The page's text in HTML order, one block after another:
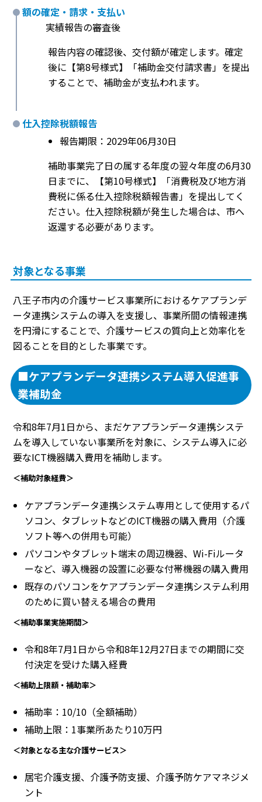
額の確定・請求・支払い
実績報告の審査後
報告内容の確認後、交付額が確定します。確定
後に【第8号様式】「補助金交付請求書」を提出
することで、補助金が支払われます。
仕入控除税額報告
報告期限：2029年06月30日
補助事業完了日の属する年度の翌々年度の6月30
日までに、【第10号様式】「消費税及び地方消
費税に係る仕入控除税額報告書」を提出してく
ださい。仕入控除税額が発生した場合は、市へ
返還する必要があります。
対象となる事業
八王子市内の介護サービス事業所におけるケアプランデ
ータ連携システムの導入を支援し、事業所間の情報連携
を円滑にすることで、介護サービスの質向上と効率化を
図ることを目的とした事業です。
■ケアプランデータ連携システム導入促進事
業補助金
令和8年7月1日から、まだケアプランデータ連携システ
ムを導入していない事業所を対象に、システム導入に必
要なICT機器購入費用を補助します。
＜補助対象経費＞
ケアプランデータ連携システム専用として使用するパ
ソコン、タブレットなどのICT機器の購入費用（介護
ソフト等への併用も可能）
パソコンやタブレット端末の周辺機器、Wi-Fiルータ
ーなど、導入機器の設置に必要な付帯機器の購入費用
既存のパソコンをケアプランデータ連携システム利用
のために買い替える場合の費用
＜補助事業実施期間＞
令和8年7月1日から令和8年12月27日までの期間に交
付決定を受けた購入経費
＜補助上限額・補助率＞
補助率：10/10（全額補助）
補助上限：1事業所あたり10万円
＜対象となる主な介護サービス＞
居宅介護支援、介護予防支援、介護予防ケアマネジメ
ント